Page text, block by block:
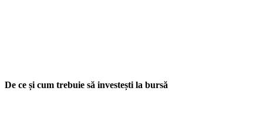
De ce și cum trebuie să investești la bursă